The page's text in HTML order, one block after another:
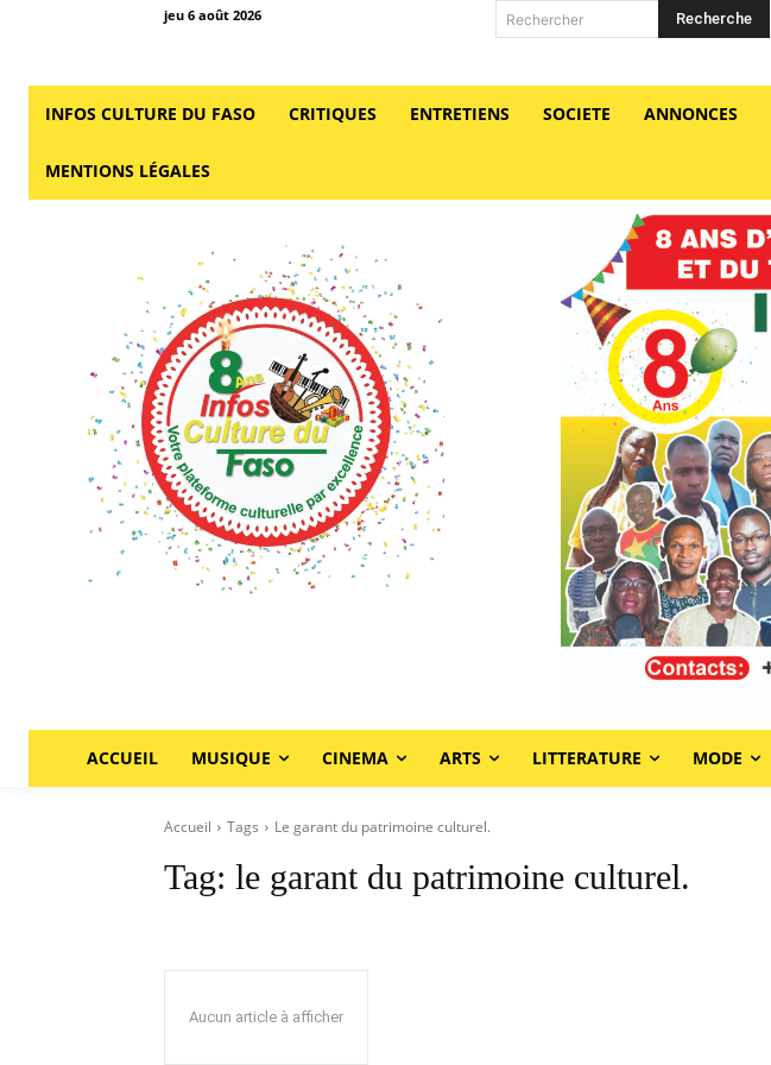
jeu 6 août 2026 Rechercher Recherche
INFOS CULTURE DU FASO CRITIQUES ENTRETIENS SOCIETE ANNONCES
MENTIONS LÉGALES
ACCUEIL MUSIQUE CINEMA ARTS LITTERATURE MODE
Accueil Tags Le garant du patrimoine culturel.
Tag: le garant du patrimoine culturel.
Aucun article à afficher